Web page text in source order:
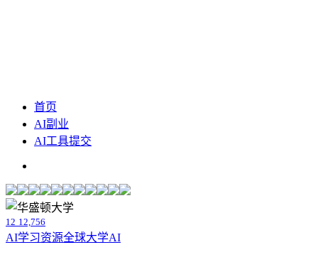
首页
AI副业
AI工具提交
12 12,756
AI学习资源全球大学AI